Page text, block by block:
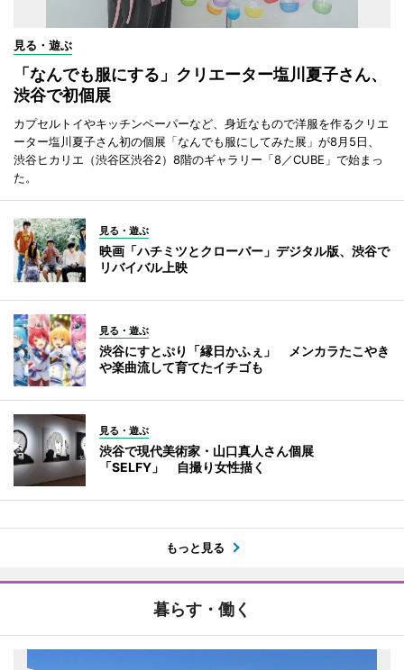
見る・遊ぶ
「なんでも服にする」クリエーター塩川夏子さん、
渋谷で初個展
カプセルトイやキッチンペーパーなど、身近なもので洋服を作るクリエ
ーター塩川夏子さん初の個展「なんでも服にしてみた展」が8月5日、
渋谷ヒカリエ（渋谷区渋谷2）8階のギャラリー「8／CUBE」で始まっ
た。
見る・遊ぶ
映画「ハチミツとクローバー」デジタル版、渋谷で
リバイバル上映
見る・遊ぶ
渋谷にすとぷり「縁日かふぇ」 メンカラたこやき
や楽曲流して育てたイチゴも
見る・遊ぶ
渋谷で現代美術家・山口真人さん個展
「SELFY」 自撮り女性描く
もっと見る
暮らす・働く